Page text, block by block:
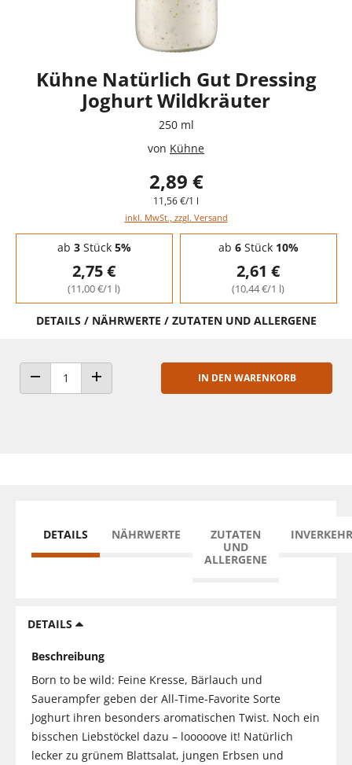
Kühne Natürlich Gut Dressing
Joghurt Wildkräuter
250 ml
von Kühne
2,89 €
11,56 €/1 l
inkl. MwSt., zzgl. Versand
Staffelpreise - Mengenrabatt
ab 3Stück 5%
2,75 €
(11,00 €/1 l)
ab 6Stück 10%
2,61 €
(10,44 €/1 l)
DETAILS / NÄHRWERTE / ZUTATEN UND ALLERGENE
ANZAHL VERRINGERNANZAHL ERHÖHEN
IN DEN WARENKORB
DETAILS NÄHRWERTE
ZUTATEN
UND
ALLERGENE
DETAILS
Beschreibung
Born to be wild: Feine Kresse, Bärlauch und
Sauerampfer geben der All-Time-Favorite Sorte
Joghurt ihren besonders aromatischen Twist. Noch ein
bisschen Liebstöckel dazu – looooove it! Natürlich
lecker zu grünem Blattsalat, jungen Erbsen und